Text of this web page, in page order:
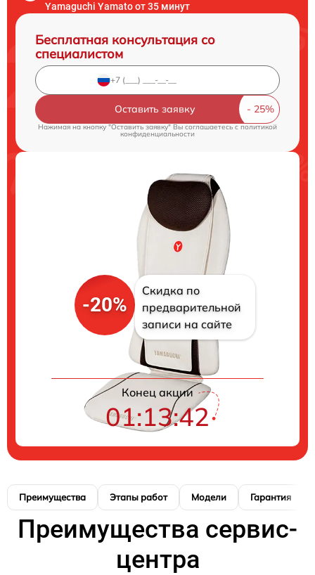
Yamaguchi Yamato от 35 минут
Бесплатная консультация со
специалистом
Оставить заявку
Нажимая на кнопку "Оставить заявку" Вы соглашаетесь cполитикой
конфиденциальности
-20%
Скидка по
предварительной
записи на сайте
Конец акции
01:13:41
Преимущества Этапы работ Модели Гарантия
Преимущества сервис-
центра